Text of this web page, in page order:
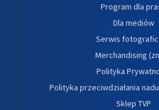
Program dla
Dla mediów
Serwis
Merchandising
Polityka
Polityka przeciwdziałania
Sklep TVP